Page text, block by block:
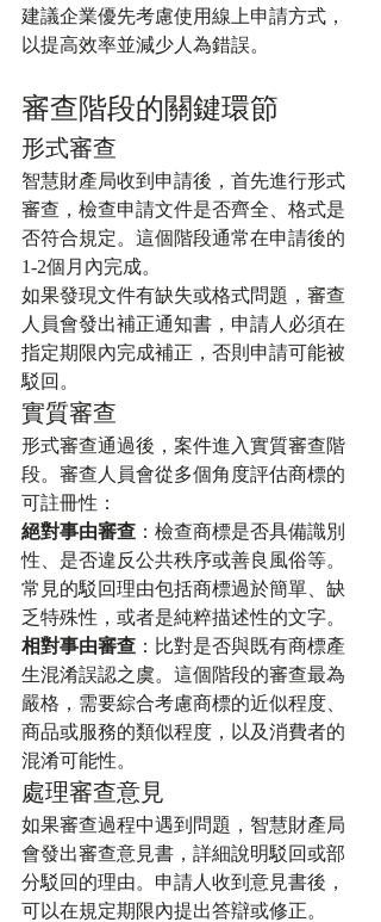
建議企業優先考慮使用線上申請方式，
以提高效率並減少人為錯誤。
審查階段的關鍵環節
形式審查
智慧財產局收到申請後，首先進行形式
審查，檢查申請文件是否齊全、格式是
否符合規定。這個階段通常在申請後的
1-2個月內完成。
如果發現文件有缺失或格式問題，審查
人員會發出補正通知書，申請人必須在
指定期限內完成補正，否則申請可能被
駁回。
實質審查
形式審查通過後，案件進入實質審查階
段。審查人員會從多個角度評估商標的
可註冊性：
絕對事由審查 ：檢查商標是否具備識別
性、是否違反公共秩序或善良風俗等。
常見的駁回理由包括商標過於簡單、缺
乏特殊性，或者是純粹描述性的文字。
相對事由審查 ：比對是否與既有商標產
生混淆誤認之虞。這個階段的審查最為
嚴格，需要綜合考慮商標的近似程度、
商品或服務的類似程度，以及消費者的
混淆可能性。
處理審查意見
如果審查過程中遇到問題，智慧財產局
會發出審查意見書，詳細說明駁回或部
分駁回的理由。申請人收到意見書後，
可以在規定期限內提出答辯或修正。